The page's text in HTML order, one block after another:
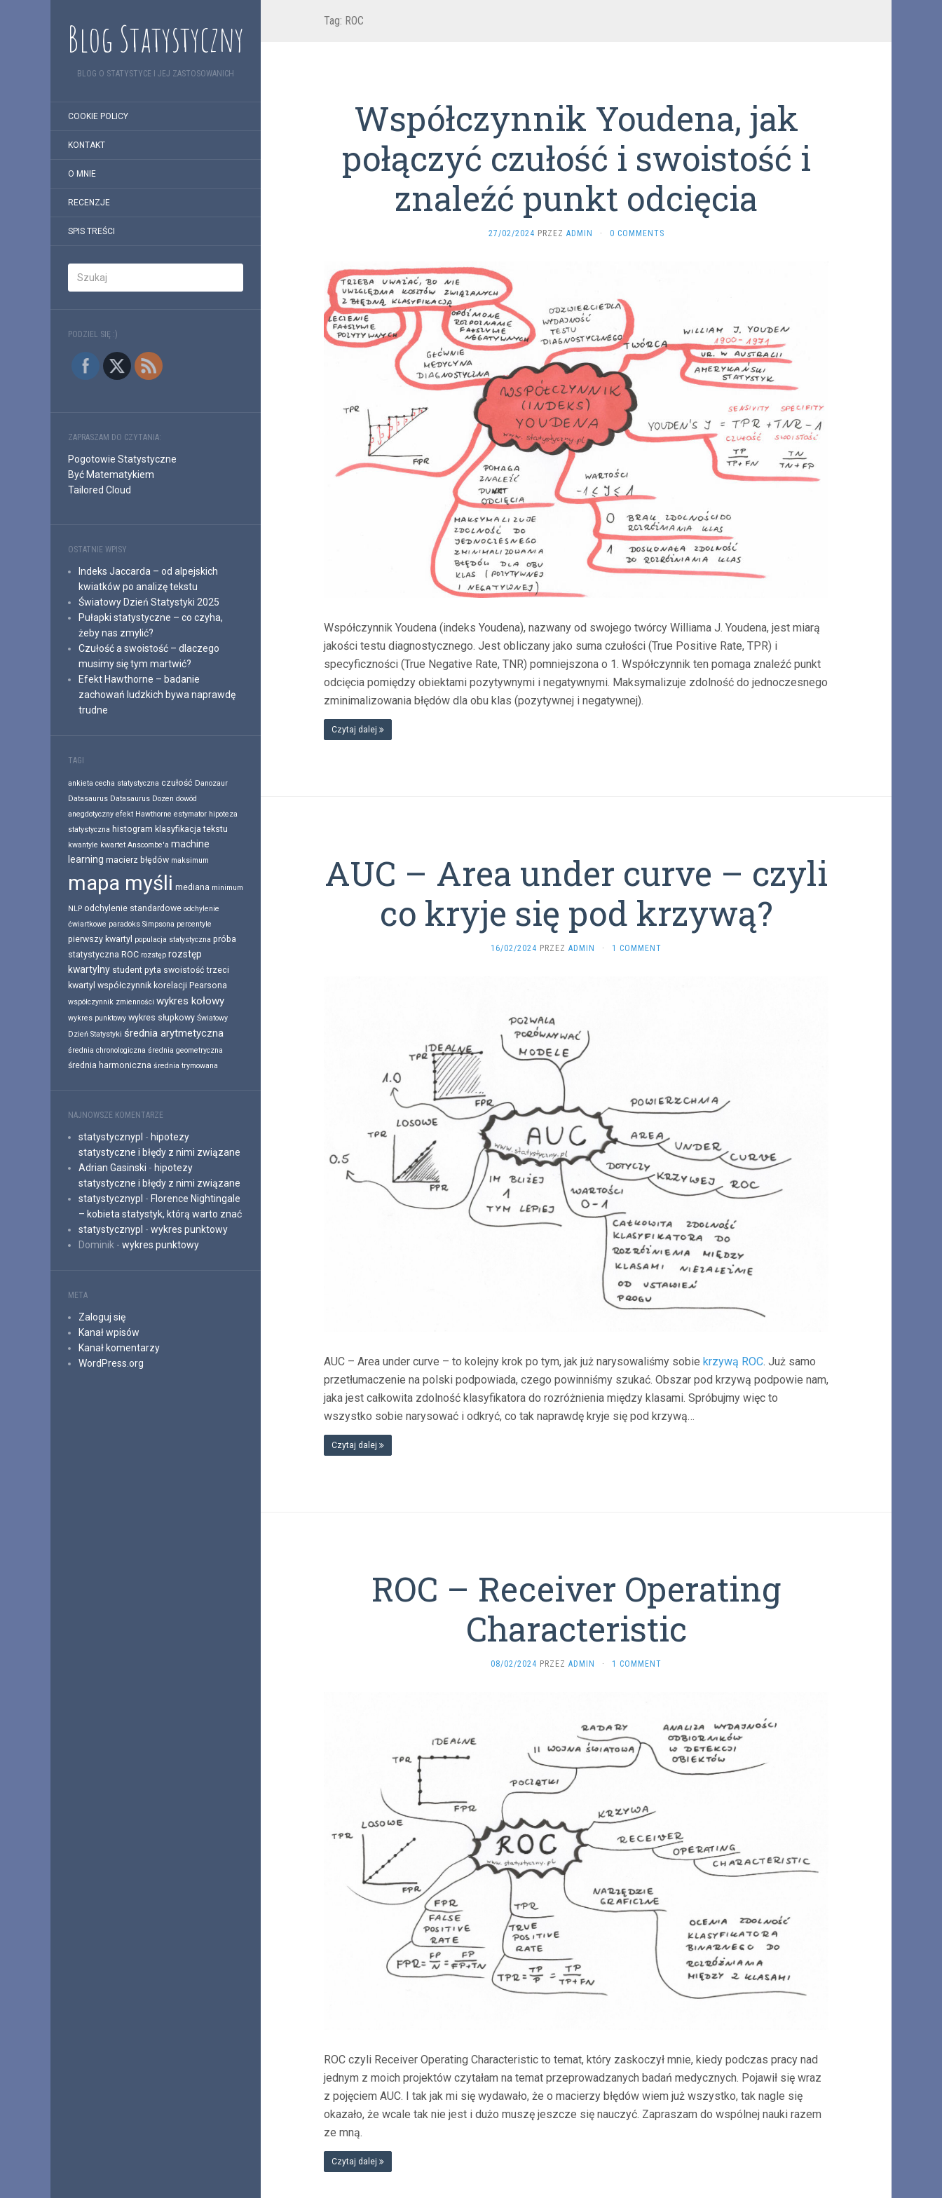
Blog Statystyczny
BLOG O STATYSTYCE I JEJ ZASTOSOWANICH
COOKIE POLICY
KONTAKT
O MNIE
RECENZJE
SPIS TREŚCI
PODZIEL SIĘ :)
ZAPRASZAM DO CZYTANIA:
Pogotowie Statystyczne
Być Matematykiem
Tailored Cloud
OSTATNIE WPISY
Indeks Jaccarda – od alpejskich
kwiatków po analizę tekstu
Światowy Dzień Statystyki 2025
Pułapki statystyczne – co czyha,
żeby nas zmylić?
Czułość a swoistość – dlaczego
musimy się tym martwić?
Efekt Hawthorne – badanie
zachowań ludzkich bywa naprawdę
trudne
TAGI
ankieta cecha statystyczna czułość Danozaur
Datasaurus Datasaurus Dozen dowód
anegdotyczny efekt Hawthorne estymator hipoteza
statystyczna histogram klasyfikacja tekstu
kwantyle kwartet Anscombe'a machine
learning macierz błędów maksimum
mapa myśli mediana minimum
NLP odchylenie standardowe odchylenie
ćwiartkowe paradoks Simpsona percentyle
pierwszy kwartyl populacja statystyczna próba
statystyczna ROC rozstęp rozstęp
kwartylny student pyta swoistość trzeci
kwartyl współczynnik korelacji Pearsona
współczynnik zmienności wykres kołowy
wykres punktowy wykres słupkowy Światowy
Dzień Statystyki średnia arytmetyczna
średnia chronologiczna średnia geometryczna
średnia harmoniczna średnia trymowana
NAJNOWSZE KOMENTARZE
statystycznypl - hipotezy
statystyczne i błędy z nimi związane
Adrian Gasinski - hipotezy
statystyczne i błędy z nimi związane
statystycznypl - Florence Nightingale
– kobieta statystyk, którą warto znać
statystycznypl - wykres punktowy
Dominik - wykres punktowy
META
Zaloguj się
Kanał wpisów
Kanał komentarzy
WordPress.org
Tag: ROC
Współczynnik Youdena, jak
połączyć czułość i swoistość i
znaleźć punkt odcięcia
27/02/2024 PRZEZ ADMIN · 0 COMMENTS
Współczynnik Youdena (indeks Youdena), nazwany od swojego twórcy Williama J. Youdena, jest miarą
jakości testu diagnostycznego. Jest obliczany jako suma czułości (True Positive Rate, TPR) i
specyficzności (True Negative Rate, TNR) pomniejszona o 1. Współczynnik ten pomaga znaleźć punkt
odcięcia pomiędzy obiektami pozytywnymi i negatywnymi. Maksymalizuje zdolność do jednoczesnego
zminimalizowania błędów dla obu klas (pozytywnej i negatywnej).
Czytaj dalej
AUC – Area under curve – czyli
co kryje się pod krzywą?
16/02/2024 PRZEZ ADMIN · 1 COMMENT
AUC – Area under curve – to kolejny krok po tym, jak już narysowaliśmy sobie krzywą ROC. Już samo
przetłumaczenie na polski podpowiada, czego powinniśmy szukać. Obszar pod krzywą podpowie nam,
jaka jest całkowita zdolność klasyfikatora do rozróżnienia między klasami. Spróbujmy więc to
wszystko sobie narysować i odkryć, co tak naprawdę kryje się pod krzywą…
Czytaj dalej
ROC – Receiver Operating
Characteristic
08/02/2024 PRZEZ ADMIN · 1 COMMENT
ROC czyli Receiver Operating Characteristic to temat, który zaskoczył mnie, kiedy podczas pracy nad
jednym z moich projektów czytałam na temat przeprowadzanych badań medycznych. Pojawił się wraz
z pojęciem AUC. I tak jak mi się wydawało, że o macierzy błędów wiem już wszystko, tak nagle się
okazało, że wcale tak nie jest i dużo muszę jeszcze się nauczyć. Zapraszam do wspólnej nauki razem
ze mną.
Czytaj dalej